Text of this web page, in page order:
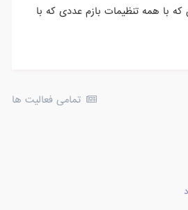
با همه تنظیمات بازم عددی که با
تمامی فعالیت ها